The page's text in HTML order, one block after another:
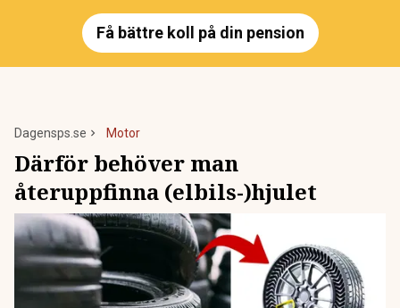
Få bättre koll på din pension
Dagensps.se Motor
Därför behöver man
återuppfinna (elbils-)hjulet